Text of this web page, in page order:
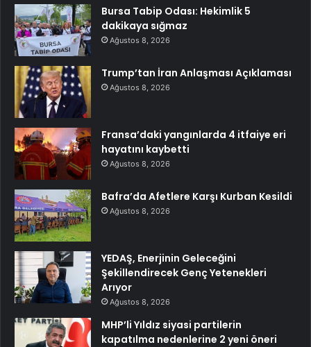
Bursa Tabip Odası: Hekimlik 5
dakikaya sığmaz
Ağustos 8, 2026
Trump’tan İran Anlaşması Açıklaması
Ağustos 8, 2026
Fransa’daki yangınlarda 4 itfaiye eri
hayatını kaybetti
Ağustos 8, 2026
Bafra’da Afetlere Karşı Kurban Kesildi
Ağustos 8, 2026
YEDAŞ, Enerjinin Geleceğini
Şekillendirecek Genç Yetenekleri
Arıyor
Ağustos 8, 2026
MHP’li Yıldız siyasi partilerin
kapatılma nedenlerine 2 yeni öneri